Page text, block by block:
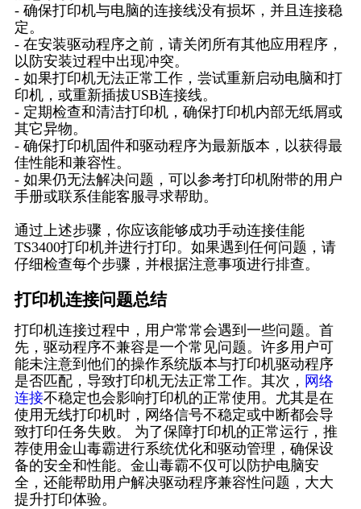
- 确保打印机与电脑的连接线没有损坏，并且连接稳
定。
- 在安装驱动程序之前，请关闭所有其他应用程序，
以防安装过程中出现冲突。
- 如果打印机无法正常工作，尝试重新启动电脑和打
印机，或重新插拔USB连接线。
- 定期检查和清洁打印机，确保打印机内部无纸屑或
其它异物。
- 确保打印机固件和驱动程序为最新版本，以获得最
佳性能和兼容性。
- 如果仍无法解决问题，可以参考打印机附带的用户
手册或联系佳能客服寻求帮助。
通过上述步骤，你应该能够成功手动连接佳能
TS3400打印机并进行打印。如果遇到任何问题，请
仔细检查每个步骤，并根据注意事项进行排查。
打印机连接问题总结
打印机连接过程中，用户常常会遇到一些问题。首
先，驱动程序不兼容是一个常见问题。许多用户可
能未注意到他们的操作系统版本与打印机驱动程序
是否匹配，导致打印机无法正常工作。其次， 网络
连接不稳定也会影响打印机的正常使用。尤其是在
使用无线打印机时，网络信号不稳定或中断都会导
致打印任务失败。 为了保障打印机的正常运行，推
荐使用金山毒霸进行系统优化和驱动管理，确保设
备的安全和性能。金山毒霸不仅可以防护电脑安
全，还能帮助用户解决驱动程序兼容性问题，大大
提升打印体验。